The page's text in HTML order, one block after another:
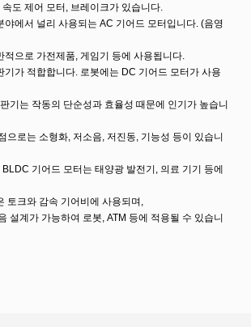
도 제어 모터, 브레이크가 있습니다.
야에서 널리 사용되는 AC 기어드 모터입니다. (음영
적으로 가전제품, 게임기 등에 사용됩니다.
기가 적합합니다. 로봇에는 DC 기어드 모터가 사용
기는 작동의 단순성과 효율성 때문에 인기가 높습니
으로는 소형화, 저소음, 저진동, 기능성 등이 있습니
기어드 모터는 태양광 발전기, 의료 기기 등에
토크와 감속 기어비에 사용되며,
설계가 가능하여 로봇, ATM 등에 적용될 수 있습니